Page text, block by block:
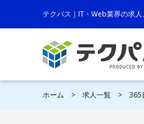
テクパス｜IT・Web業界の求
ホーム 求人一覧 365